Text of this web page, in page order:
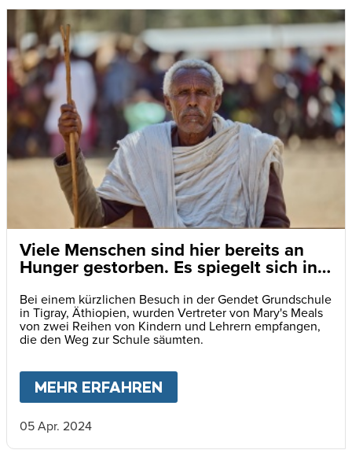
Viele Menschen sind hier bereits an
Hunger gestorben. Es spiegelt sich in
den Augen der Kinder wider
Bei einem kürzlichen Besuch in der Gendet Grundschule
in Tigray, Äthiopien, wurden Vertreter von Mary's Meals
von zwei Reihen von Kindern und Lehrern empfangen,
die den Weg zur Schule säumten.
MEHR ERFAHREN
05 Apr. 2024